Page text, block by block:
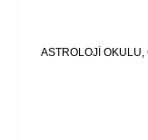
ASTROLOJİ